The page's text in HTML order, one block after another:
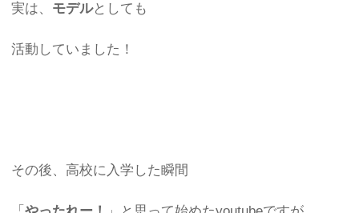
実は、 モデルとしても
活動していました！
その後、高校に入学した瞬間